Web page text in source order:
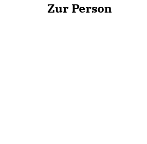
Zur Person